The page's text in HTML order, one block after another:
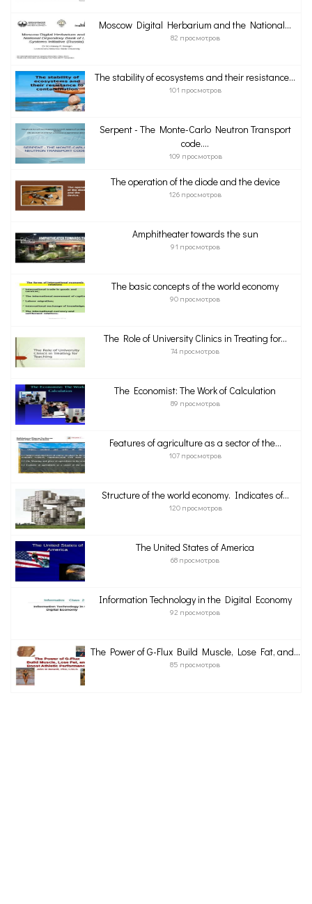
Moscow Digital Herbarium and the National...
82 просмотров
The stability of ecosystems and their resistance...
101 просмотров
Serpent - The Monte-Сarlo Neutron Transport
сode....
109 просмотров
The operation of the diode and the device
126 просмотров
Amphitheater towards the sun
91 просмотров
The basic concepts of the world economy
90 просмотров
The Role of University Clinics in Treating for...
74 просмотров
The Economist: The Work of Calculation
89 просмотров
Features of agriculture as a sector of the...
107 просмотров
Structure of the world economy. Indicates of...
120 просмотров
The United States of America
68 просмотров
Information Technology in the Digital Economy
92 просмотров
The Power of G-Flux Build Muscle, Lose Fat, and...
85 просмотров